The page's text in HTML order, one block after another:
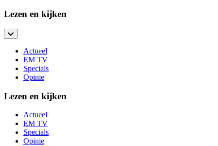
Lezen en kijken
Actueel
EM TV
Specials
Opinie
Lezen en kijken
Actueel
EM TV
Specials
Opinie